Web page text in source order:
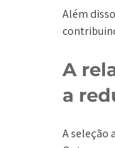
Além
A
a
A seleção